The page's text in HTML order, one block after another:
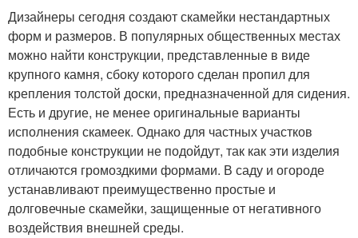
Дизайнеры сегодня создают скамейки нестандартных
форм и размеров. В популярных общественных местах
можно найти конструкции, представленные в виде
крупного камня, сбоку которого сделан пропил для
крепления толстой доски, предназначенной для сидения.
Есть и другие, не менее оригинальные варианты
исполнения скамеек. Однако для частных участков
подобные конструкции не подойдут, так как эти изделия
отличаются громоздкими формами. В саду и огороде
устанавливают преимущественно простые и
долговечные скамейки, защищенные от негативного
воздействия внешней среды.